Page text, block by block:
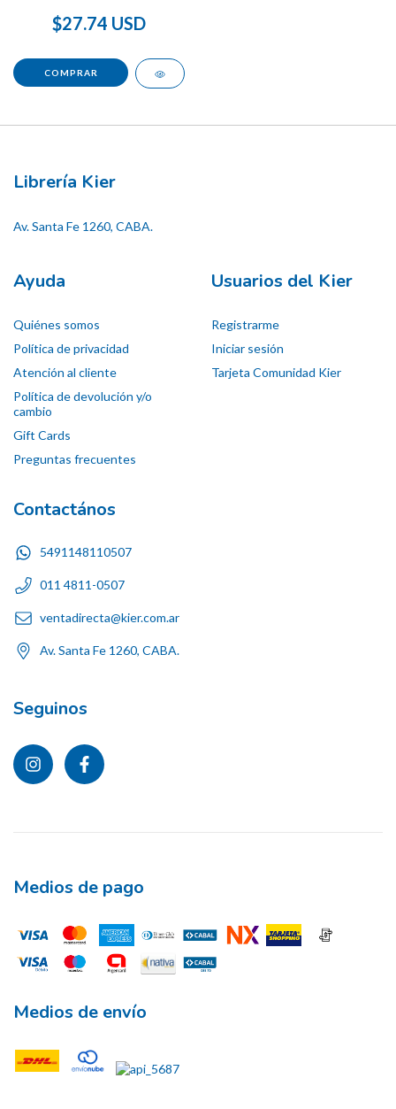
$27.74 USD
Librería Kier
Av. Santa Fe 1260, CABA.
Ayuda
Quiénes somos
Política de privacidad
Atención al cliente
Política de devolución y/o
cambio
Gift Cards
Preguntas frecuentes
Usuarios del Kier
Registrarme
Iniciar sesión
Tarjeta Comunidad Kier
Contactános
5491148110507
011 4811-0507
ventadirecta@kier.com.ar
Av. Santa Fe 1260, CABA.
Seguinos
Medios de pago
Medios de envío